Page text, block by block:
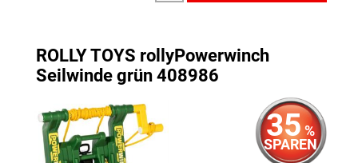
ROLLY TOYS rollyPowerwinch
Seilwinde grün 408986
35 %
SPAREN